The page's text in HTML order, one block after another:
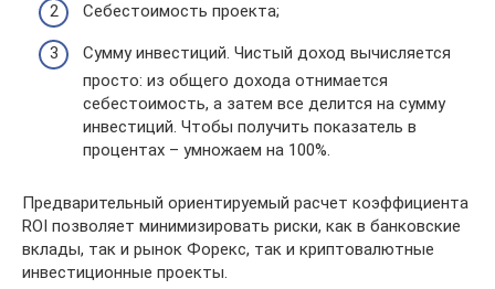
Себестоимость проекта;
Сумму инвестиций. Чистый доход вычисляется
просто: из общего дохода отнимается
себестоимость, а затем все делится на сумму
инвестиций. Чтобы получить показатель в
процентах – умножаем на 100%.
Предварительный ориентируемый расчет коэффициента
ROI позволяет минимизировать риски, как в банковские
вклады, так и рынок Форекс, так и криптовалютные
инвестиционные проекты.